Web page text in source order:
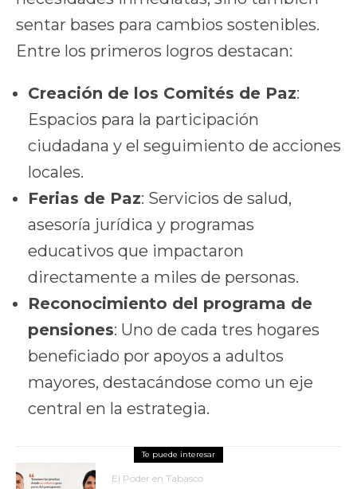
sentar bases para cambios sostenibles.
Entre los primeros logros destacan:
Creación de los Comités de Paz:
Espacios para la participación
ciudadana y el seguimiento de acciones
locales.
Ferias de Paz: Servicios de salud,
asesoría jurídica y programas
educativos que impactaron
directamente a miles de personas.
Reconocimiento del programa de
pensiones: Uno de cada tres hogares
beneficiado por apoyos a adultos
mayores, destacándose como un eje
central en la estrategia.
El Poder en Tabasco